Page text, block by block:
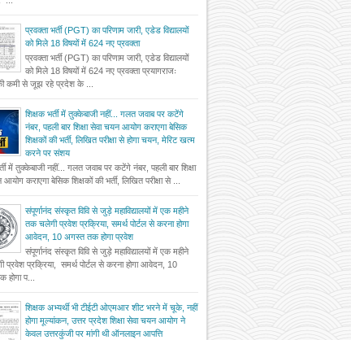
प्रवक्ता भर्ती (PGT) का परिणाम जारी, एडेड विद्यालयों
को मिले 18 विषयों में 624 नए प्रवक्ता
प्रवक्ता भर्ती (PGT) का परिणाम जारी, एडेड विद्यालयों
को मिले 18 विषयों में 624 नए प्रवक्ता प्रयागराजः
कमी से जूझ रहे प्रदेश के ...
शिक्षक भर्ती में तुक्केबाजी नहीं... गलत जवाब पर कटेंगे
नंबर, पहली बार शिक्षा सेवा चयन आयोग कराएगा बेसिक
शिक्षकों की भर्ती, लिखित परीक्षा से होगा चयन, मेरिट खत्म
करने पर संशय
में तुक्केबाजी नहीं... गलत जवाब पर कटेंगे नंबर, पहली बार शिक्षा
कराएगा बेसिक शिक्षकों की भर्ती, लिखित परीक्षा से ...
संपूर्णानंद संस्कृत विवि से जुड़े महाविद्यालयों में एक महीने
तक चलेगी प्रवेश प्रक्रिया, समर्थ पोर्टल से करना होगा
आवेदन, 10 अगस्त तक होगा प्रवेश
संपूर्णानंद संस्कृत विवि से जुड़े महाविद्यालयों में एक महीने
प्रवेश प्रक्रिया, समर्थ पोर्टल से करना होगा आवेदन, 10
प...
शिक्षक अभ्यर्थी भी टीईटी ओएमआर शीट भरने में चूके, नहीं
होगा मूल्यांकन, उत्तर प्रदेश शिक्षा सेवा चयन आयोग ने
केवल उत्तरकुंजी पर मांगी थी ऑनलाइन आपत्ति